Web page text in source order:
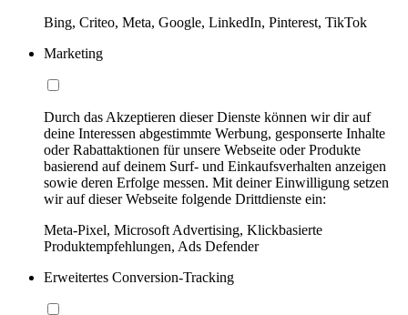
Bing, Criteo, Meta, Google, LinkedIn, Pinterest, TikTok
Marketing
Durch das Akzeptieren dieser Dienste können wir dir auf
deine Interessen abgestimmte Werbung, gesponserte Inhalte
oder Rabattaktionen für unsere Webseite oder Produkte
basierend auf deinem Surf- und Einkaufsverhalten anzeigen
sowie deren Erfolge messen. Mit deiner Einwilligung setzen
wir auf dieser Webseite folgende Drittdienste ein:
Meta-Pixel, Microsoft Advertising, Klickbasierte
Produktempfehlungen, Ads Defender
Erweitertes Conversion-Tracking